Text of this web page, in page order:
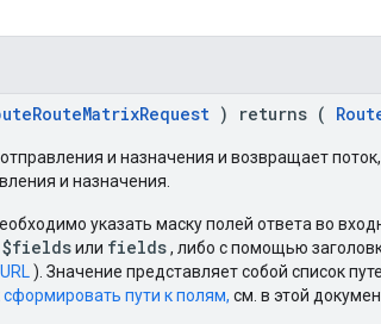
) returns (
отправления и назначения и возвращает
и назначения.
указать маску полей ответа во
$fieldsили fields, либо с помощью
). Значение представляет собой список
сформировать пути к полям, см. в этой